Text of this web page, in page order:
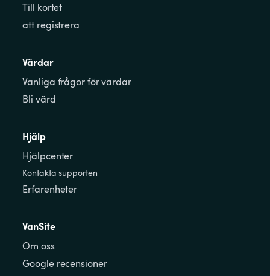
Till kortet
att registrera
Värdar
Vanliga frågor för värdar
Bli värd
Hjälp
Hjälpcenter
Kontakta supporten
Erfarenheter
VanSite
Om oss
Google recensioner